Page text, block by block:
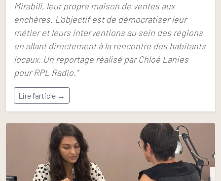
Mirabili, leur propre maison de ventes aux
enchères. L'objectif est de démocratiser leur
métier et leurs interventions au sein des régions
en allant directement à la rencontre des habitants
locaux. Un reportage réalisé par Chloé Lanies
pour RPL Radio.”
Lire l'article →